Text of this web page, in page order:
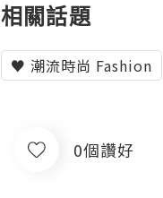
相關話題
♥ 潮流時尚 Fashion
0個讚好